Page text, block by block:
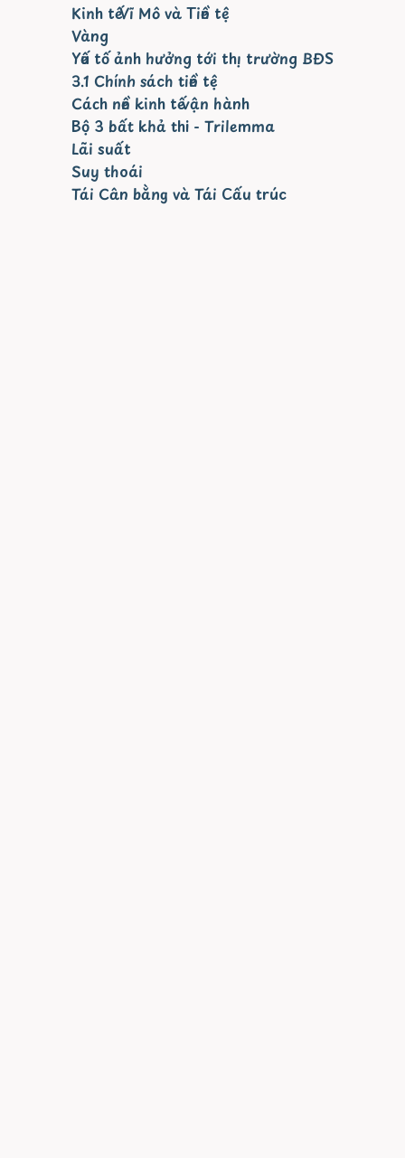
Kinh tế Vĩ Mô và Tiền tệ
Vàng
Yếu tố ảnh hưởng tới thị trường BĐS
3.1 Chính sách tiền tệ
Cách nền kinh tế vận hành
Bộ 3 bất khả thi - Trilemma
Lãi suất
Suy thoái
Tái Cân bằng và Tái Cấu trúc